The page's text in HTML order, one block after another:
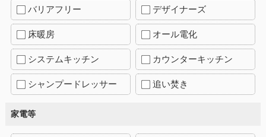
バリアフリー デザイナーズ
床暖房 オール電化
システムキッチン カウンターキッチン
シャンプードレッサー 追い焚き
家電等